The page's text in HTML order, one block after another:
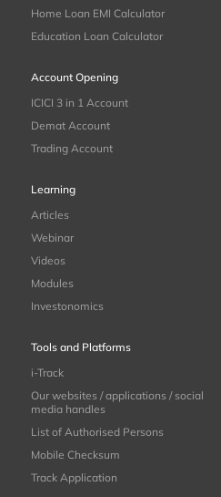
Home Loan EMI Calculator
Education Loan Calculator
Account Opening
ICICI 3 in 1 Account
Demat Account
Trading Account
Learning
Articles
Webinar
Videos
Modules
Investonomics
Tools and Platforms
i-Track
Our websites / applications / social
media handles
List of Authorised Persons
Mobile Checksum
Track Application